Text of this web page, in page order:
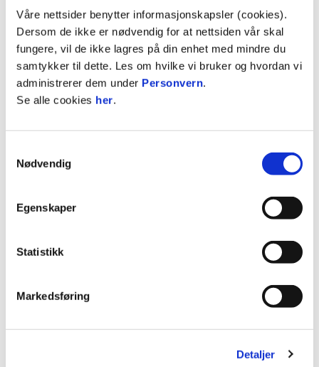
Våre nettsider benytter informasjonskapsler (cookies).
Dersom de ikke er nødvendig for at nettsiden vår skal
fungere, vil de ikke lagres på din enhet med mindre du
samtykker til dette. Les om hvilke vi bruker og hvordan vi
administrerer dem under Personvern.
Se alle cookies her.
Nødvendig
Egenskaper
Statistikk
Markedsføring
Detaljer
Feriekolloni på Camp Killingen
Sommeravslutning for velkomstklassene +
Gårdsbesøk for velkomstklassene i
Drammen
Kampopplevelse + drømmedag på
Marienlyst Stadion
Jo mer vi klarer å mobilisere, jo flere barn kan vi
Levekårsavdelingen i Drammen kommune vil også
til de aktuelle familiene og barna.
med gode og minneverdige aktivteter som de kan
opp igjen.